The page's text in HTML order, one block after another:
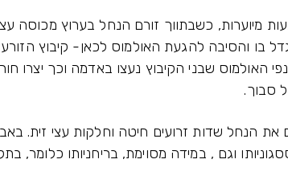
מיוערות, כשבתווך זורם הנחל בערוץ מכוסה
בו והסיבה להגעת האולמוס לכאן- קיבוץ
האולמוס שבני הקיבוץ נעצו באדמה וכך יצרו
סבוך.
את הנחל שדות זרועים חיטה וחלקות עצי זית.
וגם , במידה מסוימת, בריחניותו כלומר,